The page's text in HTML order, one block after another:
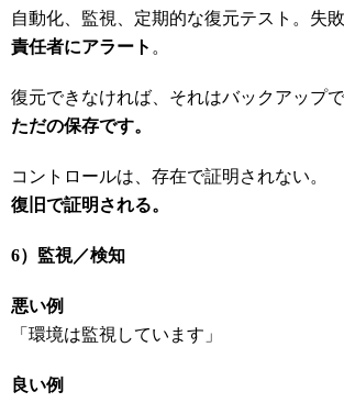
自動化、監視、定期的な復元テスト。失敗
責任者にアラート 。
復元できなければ、それはバックアップで
ただの保存です。
コントロールは、存在で証明されない。
復旧で証明される。
6）監視／検知
悪い例
「環境は監視しています」
良い例